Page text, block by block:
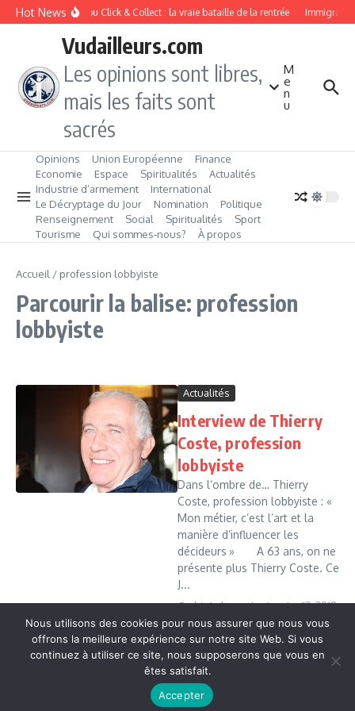
Aller au contenu
Hot NewsDrive ou Click & Collect : la vraie bataille de la rentrée
Vudailleurs.com
Les opinions sont libres,
mais les faits sont
sacrés
M
e
n
u
Opinions Union Européenne
Finance
Economie
Espace Spiritualités
Actualités
Industrie d’armement
International
Le Décryptage du Jour
Nomination
Politique
Renseignement
Social Spiritualités
Sport
Tourisme
Qui sommes‑nous? À propos
Accueil / profession lobbyiste
Parcourir la balise: profession
lobbyiste
Actualités
Interview de Thierry
Coste, profession
lobbyiste
Dans l’ombre de… Thierry
Coste, profession lobbyiste : «
Mon métier, c’est l’art et la
manière d’influencer les
décideurs » A 63 ans, on ne
présente plus Thierry Coste. Ce
J...
Cedric Leboussi janvier 13, 2019
Read More
Copyright © 2026 Vudailleurs.com | Réalisé par
d'actualités X
Nous utilisons des cookies pour nous assurer que nous vous
offrons la meilleure expérience sur notre site Web. Si vous
continuez à utiliser ce site, nous supposerons que vous en
êtes satisfait.
Accepter